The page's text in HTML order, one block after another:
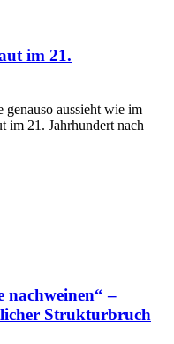
im 21.
aussieht wie im
im 21. Jahrhundert nach
nachweinen“ –
Strukturbruch